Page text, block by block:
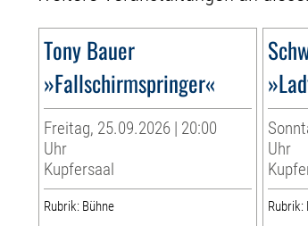
Tony Bauer
»Fallschirmspringer«
Freitag, 25.09.2026 | 20:00
Uhr
Kupfersaal
Rubrik: Bühne
Uhr
Rubrik: